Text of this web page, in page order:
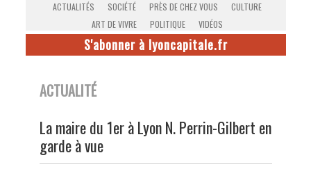
ACTUALITÉS SOCIÉTÉ PRÈS DE CHEZ VOUS
CULTURE
ART DE VIVRE
POLITIQUE VIDÉOS
S'abonner à lyoncapitale.fr
ACTUALITÉ
La maire du 1er à Lyon N. Perrin-Gilbert en
garde à vue